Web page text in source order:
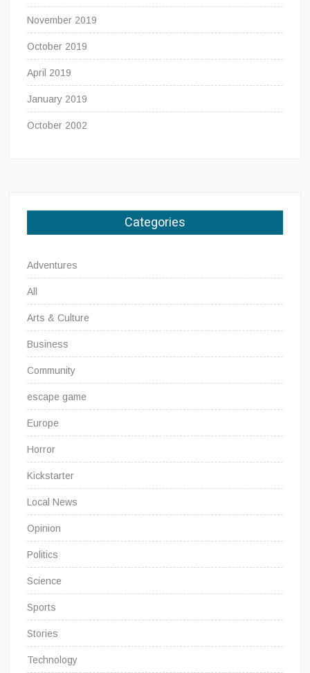
November 2019
October 2019
April 2019
January 2019
October 2002
Categories
Adventures
All
Arts & Culture
Business
Community
escape game
Europe
Horror
Kickstarter
Local News
Opinion
Politics
Science
Sports
Stories
Technology